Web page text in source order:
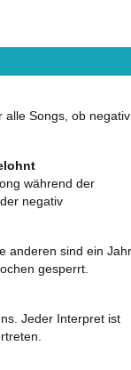
alle Songs, ob negativ
während der
negativ
anderen sind ein Jahr
gesperrt.
Jeder Interpret ist